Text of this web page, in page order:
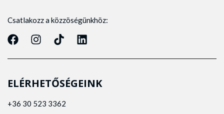
Csatlakozz a közzöségünkhöz:
ELÉRHETŐSÉGEINK
+36 30 523 3362